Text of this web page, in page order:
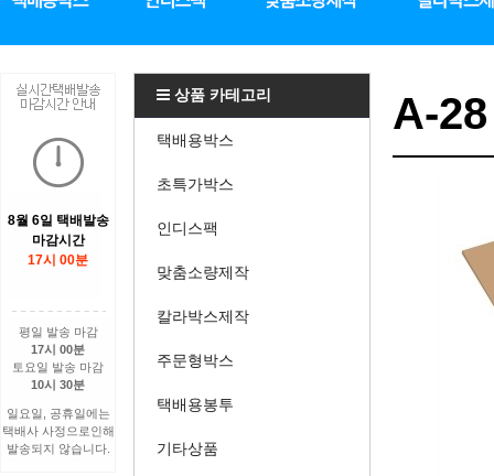
8월 6일 택배발송
마감시간
17시 00분
평일 발송 마감
17시 00분
토요일 발송 마감
10시 30분
일요일, 공휴일에는
택배사 사정으로인해
발송되지 않습니다.
상품 카테고리
택배용박스
초특가박스
인디스팩
맞춤소량제작
칼라박스제작
주문형박스
택배용봉투
기타상품
A-